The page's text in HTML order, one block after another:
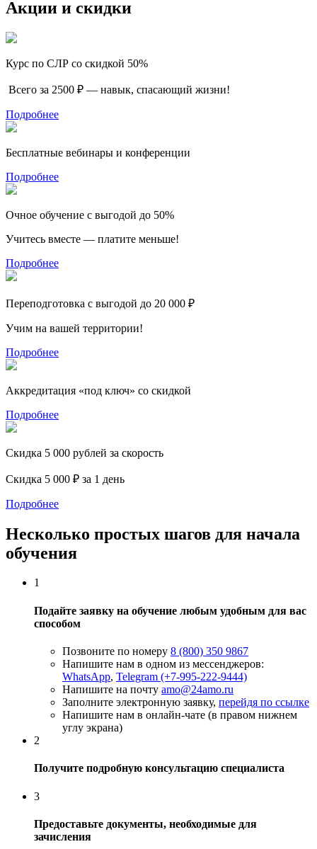
Акции и скидки
Курс по СЛР со скидкой 50%
Всего за 2500 ₽ — навык, спасающий жизни!
Подробнее
Бесплатные вебинары и конференции
Подробнее
Очное обучение с выгодой до 50%
Учитесь вместе — платите меньше!
Подробнее
Переподготовка с выгодой до 20 000 ₽
Учим на вашей территории!
Подробнее
Аккредитация «под ключ» со скидкой
Подробнее
Скидка 5 000 рублей за скорость
Скидка 5 000 ₽ за 1 день
Подробнее
Несколько простых шагов для начала
обучения
1
Подайте заявку на обучение любым удобным для вас
способом
Позвоните по номеру 8 (800) 350 9867
Напишите нам в одном из мессенджеров:
WhatsApp, Telegram (+7-995-222-9444)
Напишите на почту amo@24amo.ru
Заполните электронную заявку, перейдя по ссылке
Напишите нам в онлайн-чате (в правом нижнем
углу экрана)
2
Получите подробную консультацию специалиста
3
Предоставьте документы, необходимые для
зачисления